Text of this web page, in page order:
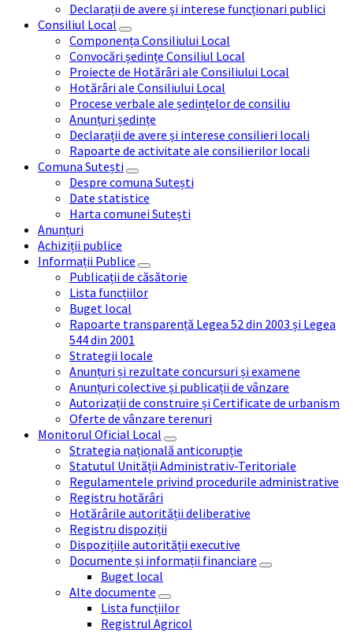
Declarații de avere și interese funcționari publici
Consiliul Local
Componența Consiliului Local
Convocări ședințe Consiliul Local
Proiecte de Hotărâri ale Consiliului Local
Hotărâri ale Consiliului Local
Procese verbale ale ședințelor de consiliu
Anunțuri ședințe
Declarații de avere și interese consilieri locali
Rapoarte de activitate ale consilierilor locali
Comuna Sutești
Despre comuna Sutești
Date statistice
Harta comunei Sutești
Anunțuri
Achiziții publice
Informații Publice
Publicații de căsătorie
Lista funcțiilor
Buget local
Rapoarte transparență Legea 52 din 2003 și Legea
544 din 2001
Strategii locale
Anunțuri și rezultate concursuri și examene
Anunțuri colective și publicații de vânzare
Autorizații de construire și Certificate de urbanism
Oferte de vânzare terenuri
Monitorul Oficial Local
Strategia națională anticorupție
Statutul Unității Administrativ-Teritoriale
Regulamentele privind procedurile administrative
Registru hotărâri
Hotărârile autorității deliberative
Registru dispoziții
Dispozițiile autorității executive
Documente și informații financiare
Buget local
Alte documente
Lista funcțiilor
Registrul Agricol